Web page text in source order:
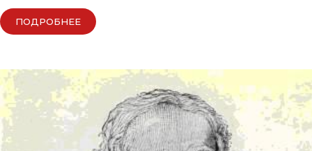
ПОДРОБНЕЕ